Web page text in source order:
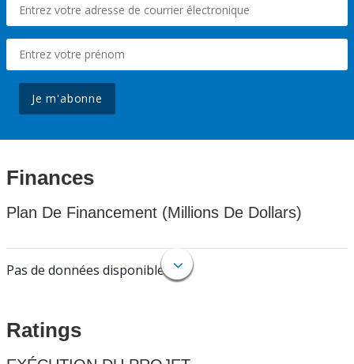
Je m'abonne
Finances
Plan De Financement (Millions De Dollars)
Pas de données disponibles.
Ratings